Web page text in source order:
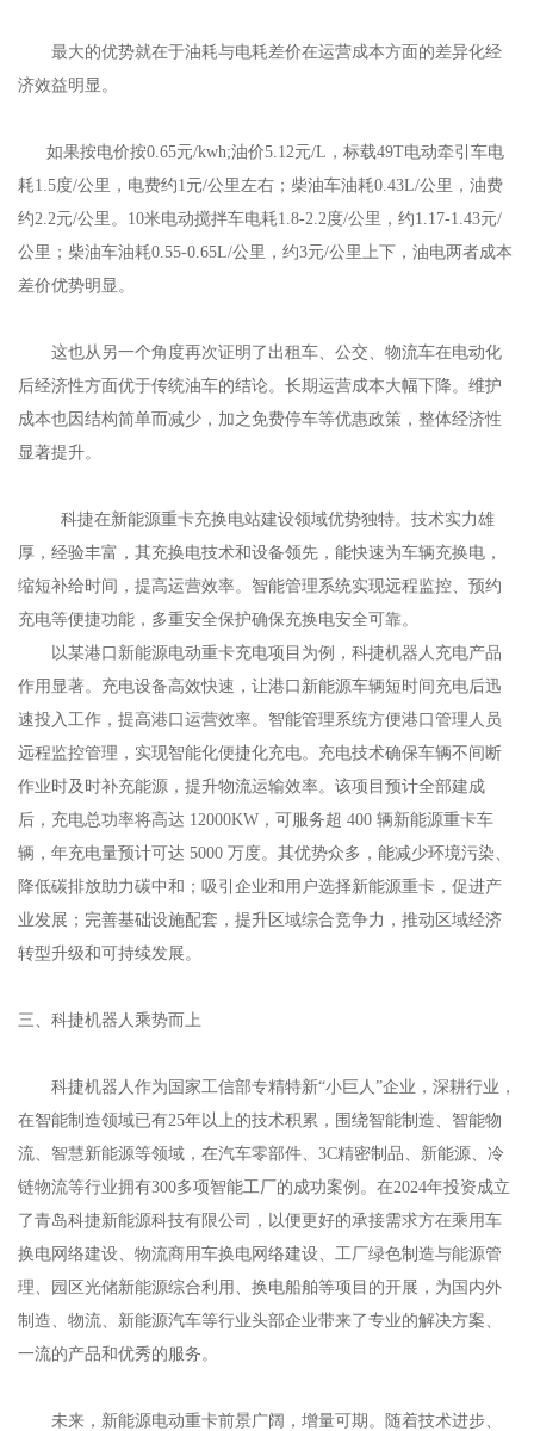
最大的优势就在于油耗与电耗差价在运营成本方面的差异化经
济效益明显。
如果按电价按0.65元/kwh;油价5.12元/L，标载49T电动牵引车电
耗1.5度/公里，电费约1元/公里左右；柴油车油耗0.43L/公里，油费
约2.2元/公里。10米电动搅拌车电耗1.8-2.2度/公里，约1.17-1.43元/
公里；柴油车油耗0.55-0.65L/公里，约3元/公里上下，油电两者成本
差价优势明显。
这也从另一个角度再次证明了出租车、公交、物流车在电动化
后经济性方面优于传统油车的结论。长期运营成本大幅下降。维护
成本也因结构简单而减少，加之免费停车等优惠政策，整体经济性
显著提升。
科捷在新能源重卡充换电站建设领域优势独特。技术实力雄
厚，经验丰富，其充换电技术和设备领先，能快速为车辆充换电，
缩短补给时间，提高运营效率。智能管理系统实现远程监控、预约
充电等便捷功能，多重安全保护确保充换电安全可靠。
以某港口新能源电动重卡充电项目为例，科捷机器人充电产品
作用显著。充电设备高效快速，让港口新能源车辆短时间充电后迅
速投入工作，提高港口运营效率。智能管理系统方便港口管理人员
远程监控管理，实现智能化便捷化充电。充电技术确保车辆不间断
作业时及时补充能源，提升物流运输效率。该项目预计全部建成
后，充电总功率将高达 12000KW，可服务超 400 辆新能源重卡车
辆，年充电量预计可达 5000 万度。其优势众多，能减少环境污染、
降低碳排放助力碳中和；吸引企业和用户选择新能源重卡，促进产
业发展；完善基础设施配套，提升区域综合竞争力，推动区域经济
转型升级和可持续发展。
三、科捷机器人乘势而上
科捷机器人作为国家工信部专精特新“小巨人”企业，深耕行业，
在智能制造领域已有25年以上的技术积累，围绕智能制造、智能物
流、智慧新能源等领域，在汽车零部件、3C精密制品、新能源、冷
链物流等行业拥有300多项智能工厂的成功案例。在2024年投资成立
了青岛科捷新能源科技有限公司，以便更好的承接需求方在乘用车
换电网络建设、物流商用车换电网络建设、工厂绿色制造与能源管
理、园区光储新能源综合利用、换电船舶等项目的开展，为国内外
制造、物流、新能源汽车等行业头部企业带来了专业的解决方案、
一流的产品和优秀的服务。
未来，新能源电动重卡前景广阔，增量可期。随着技术进步、